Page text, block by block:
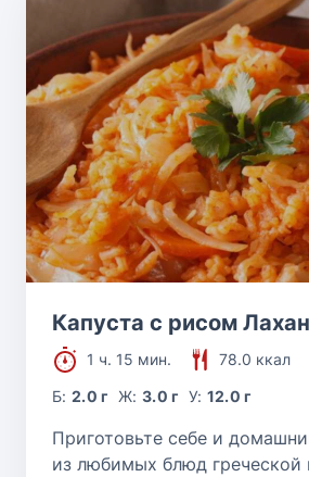
Капуста с рисом
1 ч. 15 мин.
78.0 ккал
Б:2.0 г Ж: 3.0 г У: 12.0 г
Приготовьте себе и
из любимых блюд греческой